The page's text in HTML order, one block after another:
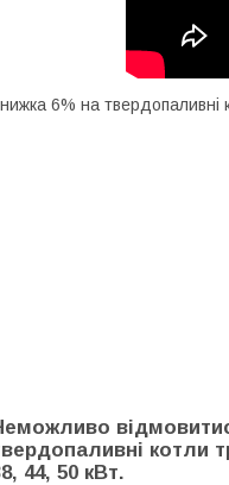
6% на твердопаливні
котли
44, 50 кВт.